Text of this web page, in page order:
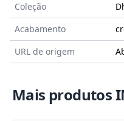
Coleção
Acabamento
URL de origem
Mais produtos